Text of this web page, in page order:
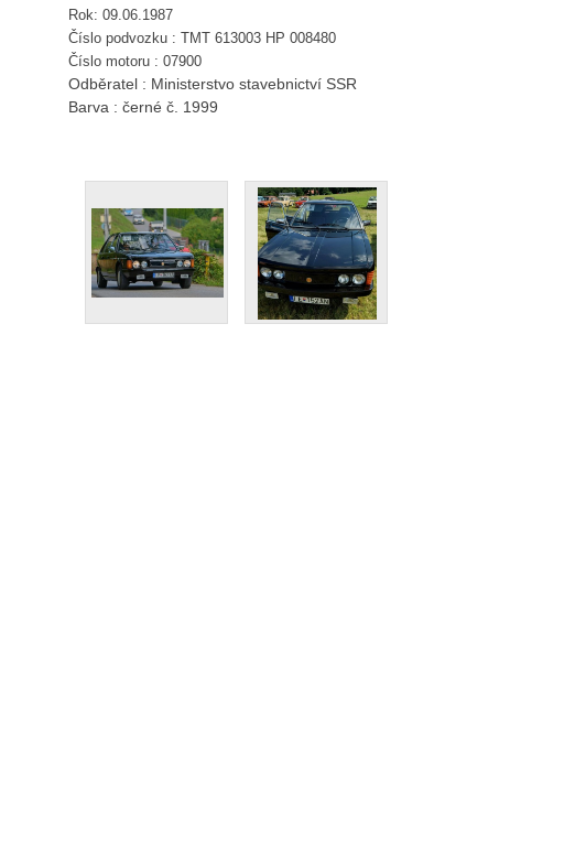
Rok: 09.06.1987
Číslo podvozku : TMT 613003 HP 008480
Číslo motoru : 07900
Odběratel : Ministerstvo stavebnictví SSR
Barva : černé č. 1999